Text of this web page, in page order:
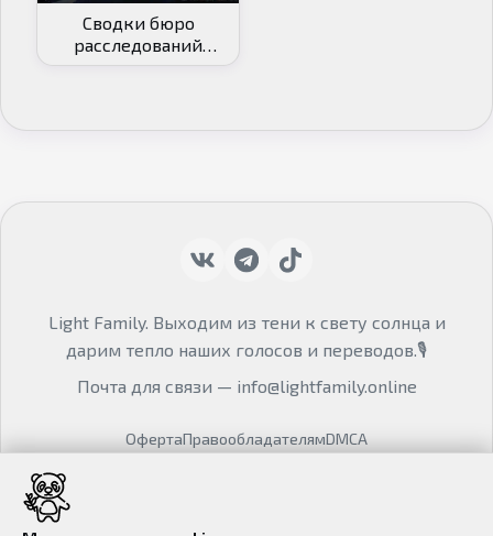
Сводки бюро
расследований
[ТВ-2]
Light Family. Выходим из тени к свету солнца и
дарим тепло наших голосов и переводов.🎙
Почта для связи — info@lightfamily.online
ОфертаПравообладателямDMCA